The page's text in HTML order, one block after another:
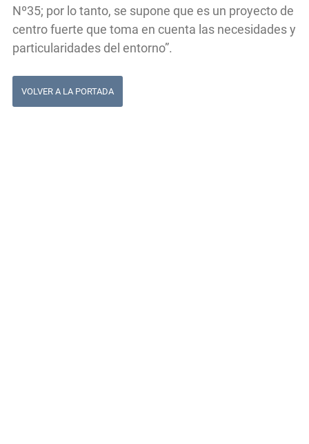
Nº35; por lo tanto, se supone que es un proyecto de
centro fuerte que toma en cuenta las necesidades y
particularidades del entorno”.
VOLVER A LA PORTADA